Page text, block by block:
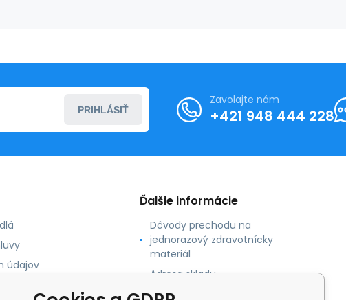
PRIHLÁSIŤ
Zavolajte nám
+421 948 444 228
údajov
Ďalšie informácie
Dôvody prechodu na
jednorazový zdravotnícky
materiál
Adresa skladu